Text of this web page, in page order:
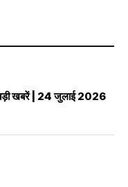
खबरें | 24 जुलाई 2026